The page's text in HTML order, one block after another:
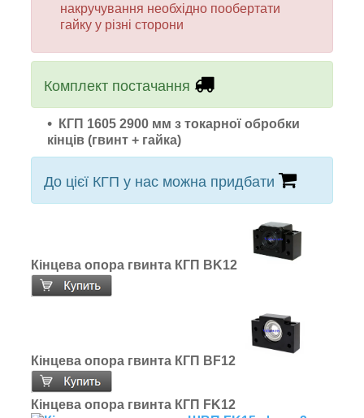
накручування необхідно пообертати
гайку у різні сторони
Комплект постачання
КГП 1605 2900 мм з токарної обробки
кінців (гвинт + гайка)
До цієї КГП у нас можна придбати
Кінцева опора гвинта КГП BK12
Кінцева опора гвинта КГП BF12
Кінцева опора гвинта КГП FK12